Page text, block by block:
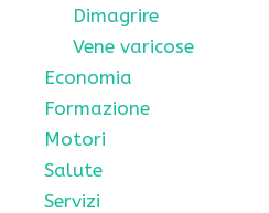
Dimagrire
Vene varicose
Economia
Formazione
Motori
Salute
Servizi